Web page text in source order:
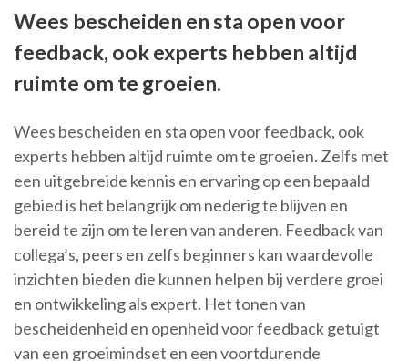
Wees bescheiden en sta open voor
feedback, ook experts hebben altijd
ruimte om te groeien.
Wees bescheiden en sta open voor feedback, ook
experts hebben altijd ruimte om te groeien. Zelfs met
een uitgebreide kennis en ervaring op een bepaald
gebied is het belangrijk om nederig te blijven en
bereid te zijn om te leren van anderen. Feedback van
collega’s, peers en zelfs beginners kan waardevolle
inzichten bieden die kunnen helpen bij verdere groei
en ontwikkeling als expert. Het tonen van
bescheidenheid en openheid voor feedback getuigt
van een groeimindset en een voortdurende